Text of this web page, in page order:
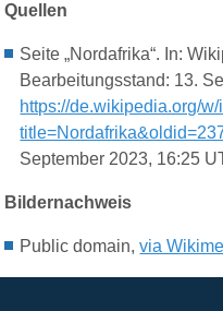
Quellen
Seite „Nordafrika“. In:
Bearbeitungsstand: 13.
https://de.wikipedia.org/
September 2023, 16:25
Bildernachweis
Public domain,via